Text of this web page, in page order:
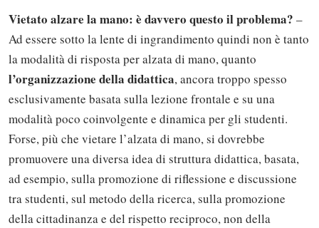
Vietato alzare la mano: è davvero questo il problema? –
Ad essere sotto la lente di ingrandimento quindi non è tanto
la modalità di risposta per alzata di mano, quanto
l’organizzazione della didattica, ancora troppo spesso
esclusivamente basata sulla lezione frontale e su una
modalità poco coinvolgente e dinamica per gli studenti.
Forse, più che vietare l’alzata di mano, si dovrebbe
promuovere una diversa idea di struttura didattica, basata,
ad esempio, sulla promozione di riflessione e discussione
tra studenti, sul metodo della ricerca, sulla promozione
della cittadinanza e del rispetto reciproco, non della